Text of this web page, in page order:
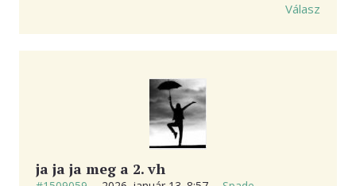
Válasz
ja ja ja meg a 2. vh